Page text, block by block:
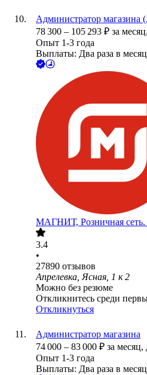
Администратор магазина
78 300 – 105 293 ₽ за месяц,
Опыт 1-3 года
Выплаты: Два раза в месяц
МАГНИТ, Розничная сеть.
3.4
•
27890 отзывов
Апрелевка, Ясная, 1 к 2
Можно без резюме
Откликнитесь среди
Откликнуться
Администратор магазина
74 000 – 83 000 ₽ за месяц,
Опыт 1-3 года
Выплаты: Два раза в месяц